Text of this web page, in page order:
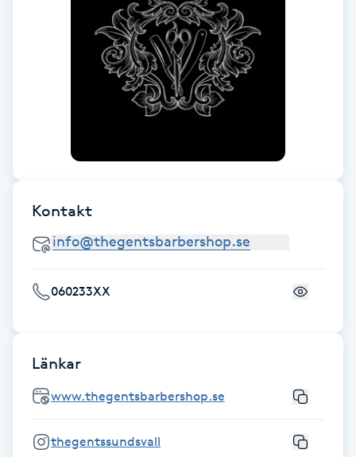
Frisör
Funktionsanalys
Färgning
Föning
Gel naglar
Kontakt
060233XX
Länkar
www.thegentsbarbershop.se
thegentssundsvall